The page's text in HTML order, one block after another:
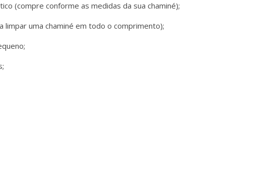
(compre conforme as medidas da sua chaminé);
uma chaminé em todo o comprimento);